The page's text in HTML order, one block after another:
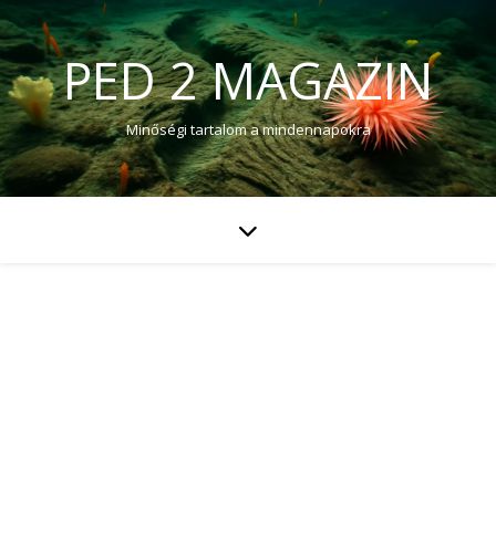
PED 2 MAGAZIN
Minőségi tartalom a mindennapokra